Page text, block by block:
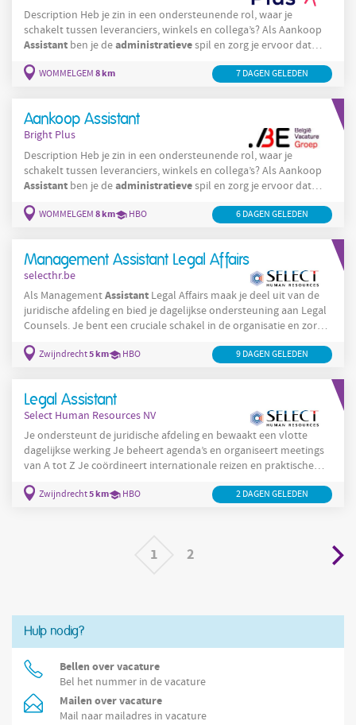
Description Heb je zin in een ondersteunende rol, waar je
schakelt tussen leveranciers, winkels en collega’s? Als Aankoop
Assistant ben je deadministratievespil en zorg je ervoor dat
Wommelgem! Jouw gevarieerd takenpakket als Aankoop
WOMMELGEM 8 km 7 DAGEN GELEDEN
Aankoop Assistant
Bright Plus
Description Heb je zin in een ondersteunende rol, waar je
schakelt tussen leveranciers, winkels en collega’s? Als Aankoop
Assistant ben je deadministratievespil en zorg je ervoor dat
Wommelgem! Jouw gevarieerd takenpakket als Aankoop
verwerkt wordt.
WOMMELGEM 8 km HBO 6 DAGEN GELEDEN
Management Assistant Legal Affairs
selecthr.be
Als ManagementAssistant Legal Affairs maak je deel uit van de
juridische afdeling en bied je dagelijkse ondersteuning aan Legal
Counsels. Je bent een cruciale schakel in de organisatie en zorgt
vlot verlopen: Reisplanning: Organiseren en boeken van reizen
Zwijndrecht5 km HBO 9 DAGEN GELEDEN
Legal Assistant
Select Human Resources NV
Je ondersteunt de juridische afdeling en bewaakt een vlotte
dagelijkse werking Je beheert agenda’s en organiseert meetings
van A tot Z Je coördineert internationale reizen en praktische
opvolging van dossiers Je verzorgt communicatie en
Zwijndrecht5 km HBO 2 DAGEN GELEDEN
1 2
Hulp nodig?
Bellen over vacature
Bel het nummer in de vacature
Mailen over vacature
Mail naar mailadres in vacature